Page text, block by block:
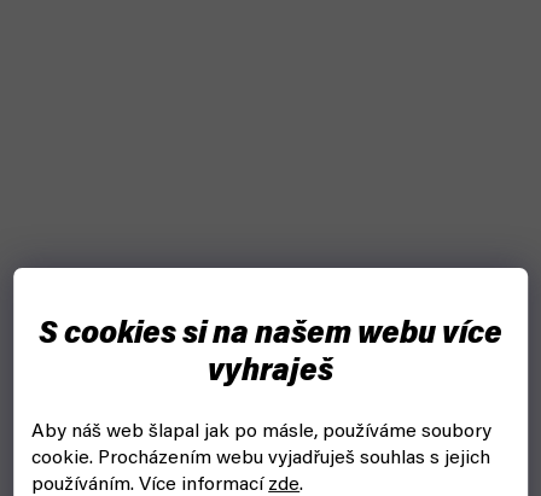
S cookies si na našem webu více
vyhraješ
Aby náš web šlapal jak po másle, používáme soubory
cookie. Procházením webu vyjadřuješ souhlas s jejich
používáním. Více informacízde.
Pokémon snapback Jigglypuff - kšiltovka (Difuzed)
skladem, ihned k odeslání
599 Kč